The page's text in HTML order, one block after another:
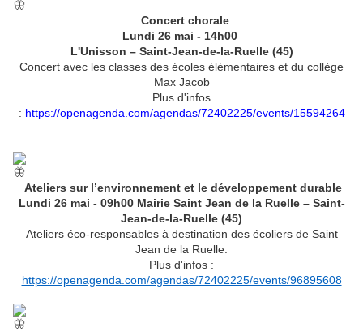
Concert chorale
Lundi 26 mai - 14h00
L'Unisson – Saint-Jean-de-la-Ruelle (45)
Concert avec les classes des écoles élémentaires et du collège
Max Jacob
Plus d'infos
: https://openagenda.com/agendas/72402225/events/15594264
Ateliers sur l’environnement et le développement durable
Lundi 26 mai - 09h00 Mairie Saint Jean de la Ruelle – Saint-
Jean-de-la-Ruelle (45)
Ateliers éco-responsables à destination des écoliers de Saint
Jean de la Ruelle.
Plus d'infos :
https://openagenda.com/agendas/72402225/events/96895608